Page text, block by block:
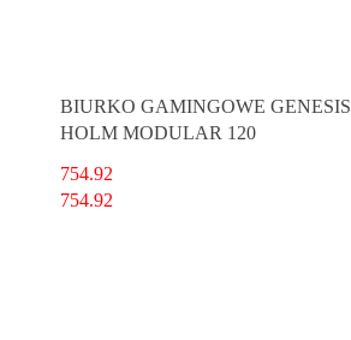
BIURKO GAMINGOWE GENESIS
HOLM MODULAR 120
754.92
754.92